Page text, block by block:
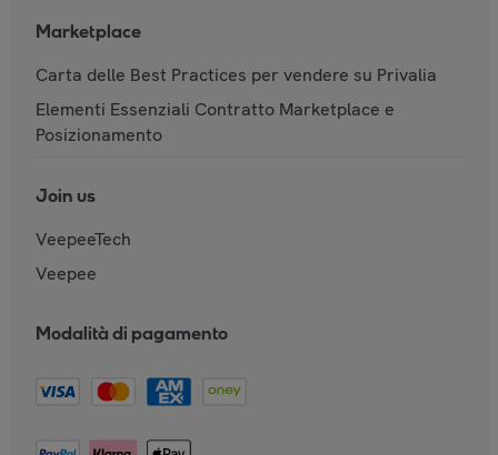
Marketplace
Carta delle Best Practices per vendere su Privalia
Elementi Essenziali Contratto Marketplace e
Posizionamento
Join us
VeepeeTech
Veepee
Modalità di pagamento